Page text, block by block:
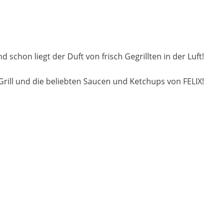
schon liegt der Duft von frisch Gegrillten in der Luft!
und die beliebten Saucen und Ketchups von FELIX!